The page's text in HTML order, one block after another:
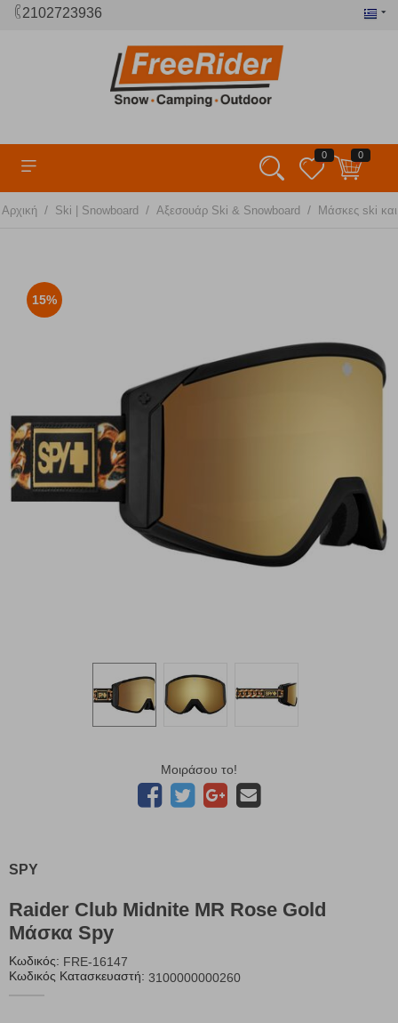
2102723936
0 0
Αρχική / Ski | Snowboard / Αξεσουάρ Ski & Snowboard / Μάσκες ski
15%
Μοιράσου το!
SPY
Raider Club Midnite MR Rose Gold
Μάσκα Spy
Κωδικός: FRE-16147
Κωδικός Κατασκευαστή: 3100000000260